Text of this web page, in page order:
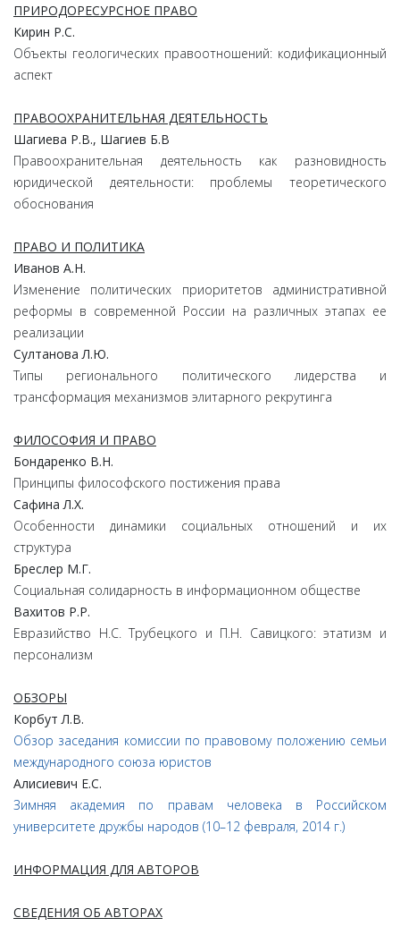
ПРИРОДОРЕСУРСНОЕ ПРАВО
Кирин Р.С.
Объекты геологических правоотношений: кодификационный
аспект
ПРАВООХРАНИТЕЛЬНАЯ ДЕЯТЕЛЬНОСТЬ
Шагиева Р.В., Шагиев Б.В
Правоохранительная деятельность как разновидность
юридической деятельности: проблемы теоретического
обоснования
ПРАВО И ПОЛИТИКА
Иванов А.Н.
Изменение политических приоритетов административной
реформы в современной России на различных этапах ее
реализации
Султанова Л.Ю.
Типы регионального политического лидерства и
трансформация механизмов элитарного рекрутинга
ФИЛОСОФИЯ И ПРАВО
Бондаренко В.Н.
Принципы философского постижения права
Сафина Л.Х.
Особенности динамики социальных отношений и их
структура
Бреслер М.Г.
Социальная солидарность в информационном обществе
Вахитов Р.Р.
Евразийство Н.С. Трубецкого и П.Н. Савицкого: этатизм и
персонализм
ОБЗОРЫ
Корбут Л.В.
Обзор заседания комиссии по правовому положению семьи
международного союза юристов
Алисиевич Е.С.
Зимняя академия по правам человека в Российском
университете дружбы народов (10–12 февраля, 2014 г.)
ИНФОРМАЦИЯ ДЛЯ АВТОРОВ
CВЕДЕНИЯ ОБ АВТОРАХ